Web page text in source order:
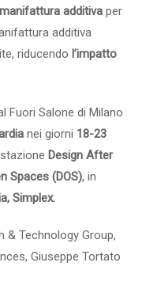
manifattura additiva per
additiva
riducendo l’impatto
Fuori Salone di Milano
nei giorni 18-23
Design After
Spaces (DOS), in
Simplex.
& Technology Group,
Giuseppe Tortato